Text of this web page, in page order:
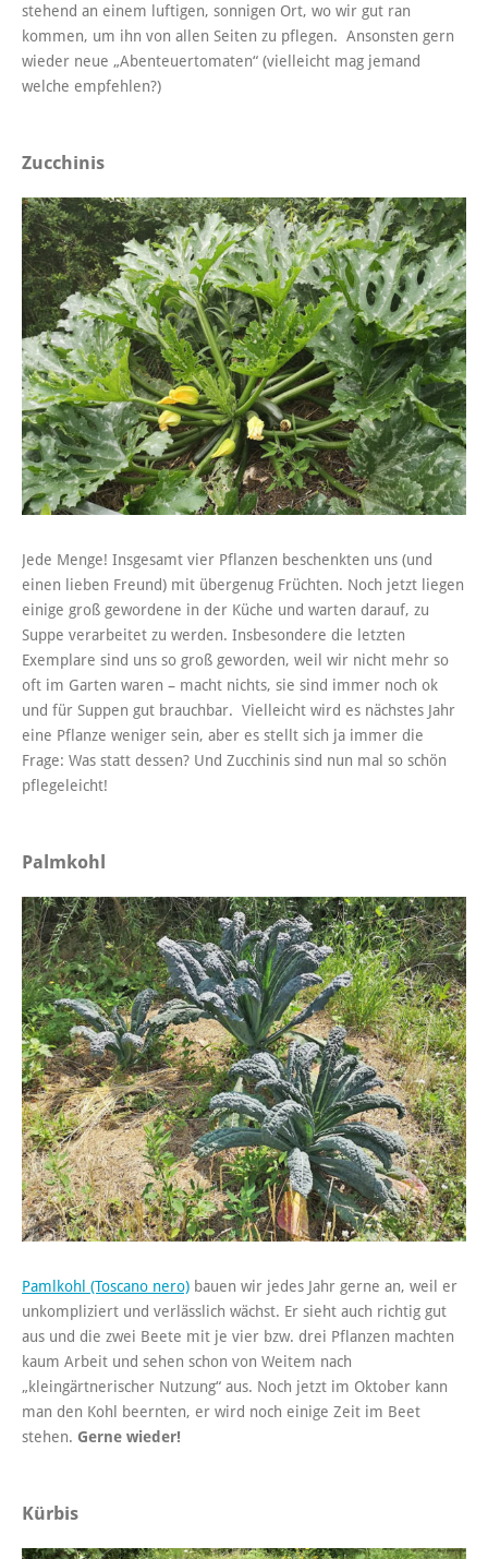
stehend an einem luftigen, sonnigen Ort, wo wir gut ran
kommen, um ihn von allen Seiten zu pflegen. Ansonsten gern
wieder neue „Abenteuertomaten“ (vielleicht mag jemand
welche empfehlen?)
Zucchinis
Jede Menge! Insgesamt vier Pflanzen beschenkten uns (und
einen lieben Freund) mit übergenug Früchten. Noch jetzt liegen
einige groß gewordene in der Küche und warten darauf, zu
Suppe verarbeitet zu werden. Insbesondere die letzten
Exemplare sind uns so groß geworden, weil wir nicht mehr so
oft im Garten waren – macht nichts, sie sind immer noch ok
und für Suppen gut brauchbar. Vielleicht wird es nächstes Jahr
eine Pflanze weniger sein, aber es stellt sich ja immer die
Frage: Was statt dessen? Und Zucchinis sind nun mal so schön
pflegeleicht!
Palmkohl
Pamlkohl (Toscano nero) bauen wir jedes Jahr gerne an, weil er
unkompliziert und verlässlich wächst. Er sieht auch richtig gut
aus und die zwei Beete mit je vier bzw. drei Pflanzen machten
kaum Arbeit und sehen schon von Weitem nach
„kleingärtnerischer Nutzung“ aus. Noch jetzt im Oktober kann
man den Kohl beernten, er wird noch einige Zeit im Beet
stehen. Gerne wieder!
Kürbis